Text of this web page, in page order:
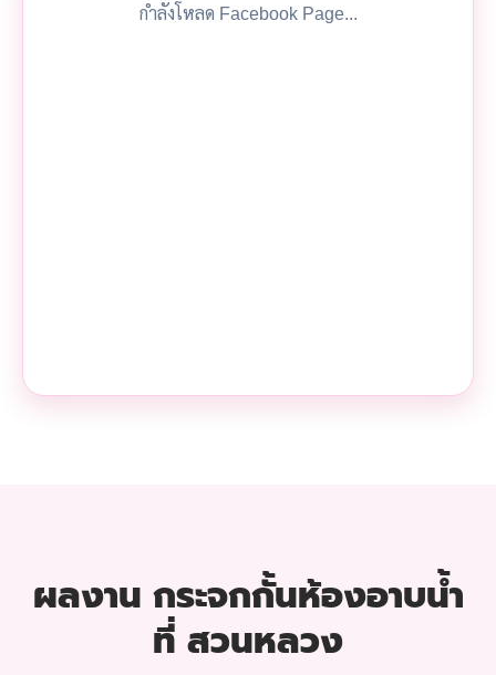
กำลังโหลด Facebook Page...
ผลงาน กระจกกั้นห้องอาบน้ำ
ที่ สวนหลวง